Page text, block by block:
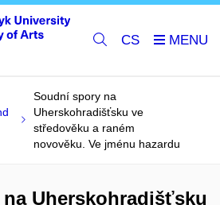
CS
Soudní spory na
Uherskohradišťsku ve
středověku a raném
novověku. Ve jménu hazardu
Uherskohradišťsku